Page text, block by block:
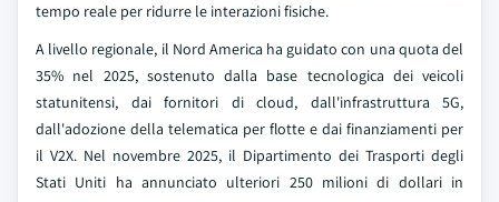
tempo reale per ridurre le interazioni fisiche.
A livello regionale, il Nord America ha guidato con una quota del
35% nel 2025, sostenuto dalla base tecnologica dei veicoli
statunitensi, dai fornitori di cloud, dall'infrastruttura 5G,
dall'adozione della telematica per flotte e dai finanziamenti per
il V2X. Nel novembre 2025, il Dipartimento dei Trasporti degli
Stati Uniti ha annunciato ulteriori 250 milioni di dollari in